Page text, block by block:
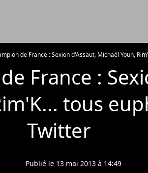
de France : Sexion d'Assaut, Michaël Youn,
France :
tous
Twitter
Publié le 13 mai 2013 à 14:49